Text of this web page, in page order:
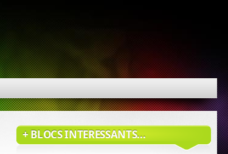
+ BLOCS INTERESSANTS...